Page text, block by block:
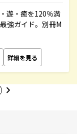
遊・癒を120％満
強ガイド。別冊M
詳細を見る